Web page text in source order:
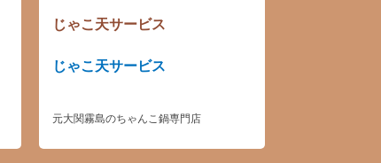
じゃこ天サービス
じゃこ天サービス
元大関霧島のちゃんこ鍋専門店